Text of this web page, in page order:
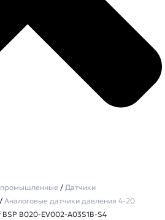
промышленные /Датчики
/Аналоговые датчики давления 4-20
B020-EV002-A03S1B-S4